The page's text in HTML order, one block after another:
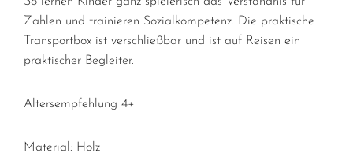
Zahlen und trainieren Sozialkompetenz. Die praktische
Transportbox ist verschließbar und ist auf Reisen ein
praktischer Begleiter.
Altersempfehlung 4+
Material: Holz